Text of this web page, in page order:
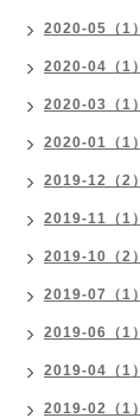
2020-05（1）
2020-04（1）
2020-03（1）
2020-01（1）
2019-12（2）
2019-11（1）
2019-10（2）
2019-07（1）
2019-06（1）
2019-04（1）
2019-02（1）